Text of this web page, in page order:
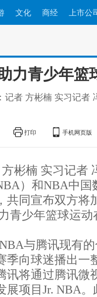
文化 商经 上市公
力青少年篮
记者 方彬楠 实习记者
打印 手机网页版
方彬楠 实习记者
）和NBA中国
同宣布双方将
青少年篮球运
与腾讯现有
季向球迷播出一
讯将通过腾讯微
展项目Jr. NBA